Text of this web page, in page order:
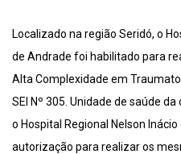
Localizado na região Seridó, o
de Andrade foi habilitado para
Alta Complexidade em
SEI Nº 305. Unidade de saúde
o Hospital Regional Nelson
autorização para realizar os